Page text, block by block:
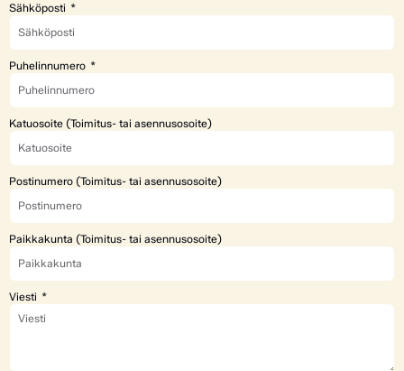
Sähköposti
Puhelinnumero
Katuosoite (Toimitus- tai asennusosoite)
Postinumero (Toimitus- tai asennusosoite)
Paikkakunta (Toimitus- tai asennusosoite)
Viesti